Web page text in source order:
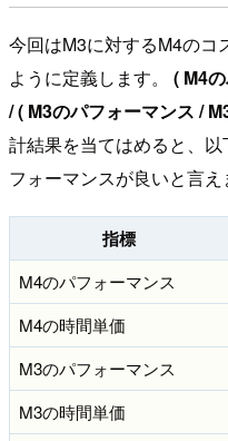
今回はM3に対するM4のコ
ように定義します。 ( M4
/ ( M3のパフォーマンス /
計結果を当てはめると、
フォーマンスが良いと言え
指標
M4のパフォーマンス
M4の時間単価
M3のパフォーマンス
M3の時間単価